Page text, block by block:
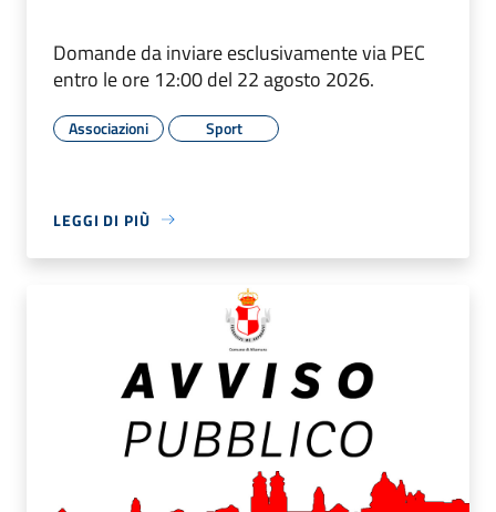
Domande da inviare esclusivamente via PEC
entro le ore 12:00 del 22 agosto 2026.
Associazioni Sport
LEGGI DI PIÙ